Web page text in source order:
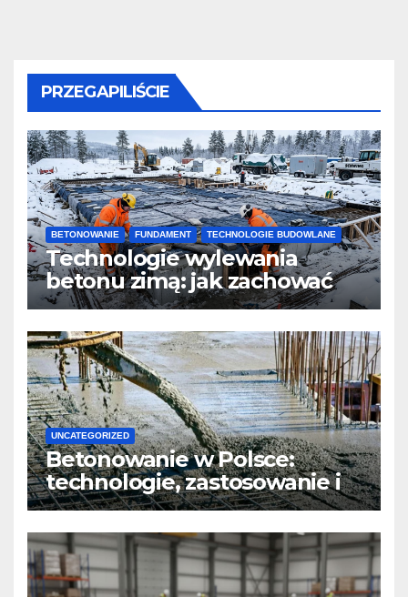
PRZEGAPILIŚCIE
BETONOWANIE FUNDAMENT TECHNOLOGIE BUDOWLANE
Technologie wylewania
betonu zimą: jak zachować
jakość i przyspieszyć
twardnienie
UNCATEGORIZED
Betonowanie w Polsce:
technologie, zastosowanie i
design